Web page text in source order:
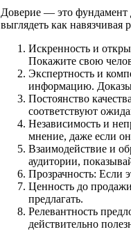
Доверие — это фундамент
выглядеть как навязчивая
Искренность и
Покажите свою
Экспертность и
информацию.
Постоянство
соответствуют
Независимость и
мнение, даже если
Взаимодействие и
аудитории,
Прозрачность: Если
Ценность до
предлагать.
Релевантность
действительно